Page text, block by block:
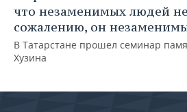
что незаменимых людей
сожалению, он
В Татарстане прошел семинар
Хузина